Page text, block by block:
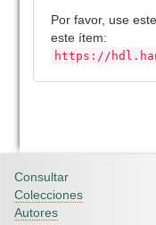
Por favor, use
este ítem:
https://
Consultar
Colecciones
Autores